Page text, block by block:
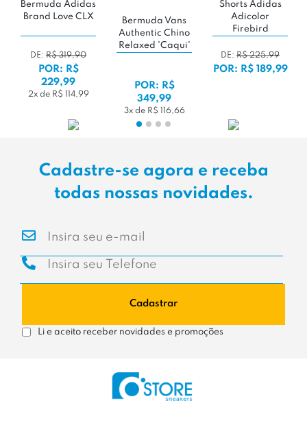
Bermuda Adidas
Brand Love CLX
DE: R$ 319,90
POR: R$
229,99
2x de R$ 114,99
Bermuda Vans
Authentic Chino
Relaxed 'Caqui'
POR: R$
349,99
3x de R$ 116,66
Shorts Adidas
Adicolor
Firebird
DE: R$ 225,99
POR: R$ 189,99
Cadastre-se agora e receba
todas nossas novidades.
Cadastrar
Li e aceito receber novidades e promoções